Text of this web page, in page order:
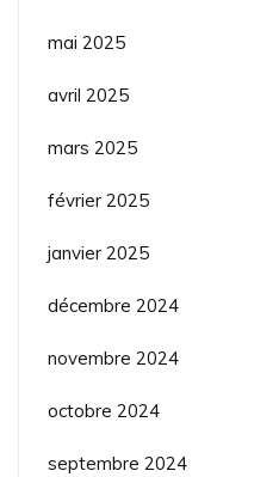
mai 2025
avril 2025
mars 2025
février 2025
janvier 2025
décembre 2024
novembre 2024
octobre 2024
septembre 2024